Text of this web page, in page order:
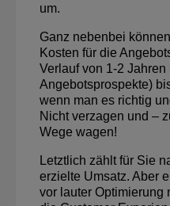
um.
Ganz nebenbei
Kosten für die
Verlauf von 1-2
Angebotsprospekte)
wenn man es richtig
Nicht verzagen und –
Wege wagen!
Letztlich zählt für Sie
erzielte Umsatz. Aber
vor lauter Optimierung